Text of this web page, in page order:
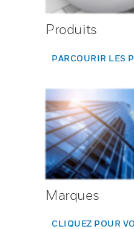
Produits
PARCOURIR LES
Marques
CLIQUEZ POUR